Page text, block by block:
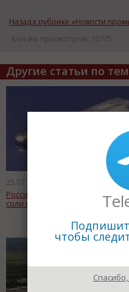
Назад к рубрике «Новости
Кол-во просмотров: 16775
Другие статьи по
25.07.2011
Российских производителей
соли признали в сговоре
чтобы